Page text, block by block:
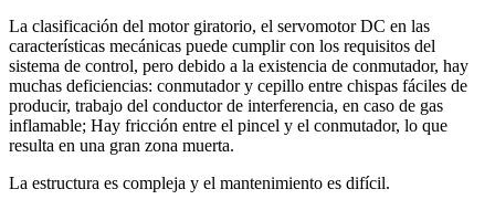
La clasificación del motor giratorio, el servomotor DC en las
características mecánicas puede cumplir con los requisitos del
sistema de control, pero debido a la existencia de conmutador, hay
muchas deficiencias: conmutador y cepillo entre chispas fáciles de
producir, trabajo del conductor de interferencia, en caso de gas
inflamable; Hay fricción entre el pincel y el conmutador, lo que
resulta en una gran zona muerta.
La estructura es compleja y el mantenimiento es difícil.